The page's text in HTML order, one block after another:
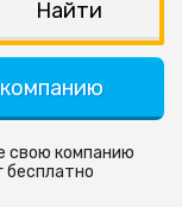
свою компанию
бесплатно